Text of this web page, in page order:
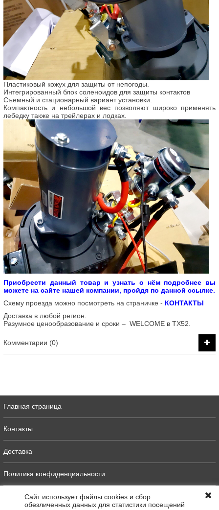
Пластиковый кожух для защиты от непогоды.
Интегрированный блок соленоидов для защиты контактов
Съемный и стационарный вариант установки.
Компактность и небольшой вес позволяют широко применять
лебедку также на трейлерах и лодках.
Приобрести данный товар и узнать о нём подробнее вы
можете на сайте нашей компании, пройдя по данной ссылке.
Схему проезда можно посмотреть на страничке - КОНТАКТЫ
Доставка в любой регион.
Разумное ценообразование и сроки – WELCOME в ТХ52.
Комментарии (0)
Главная страница
Контакты
Доставка
Политика конфиденциальности
ОфертаСайт использует файлы cookies и сбор
обезличенных данных для статистики посещений